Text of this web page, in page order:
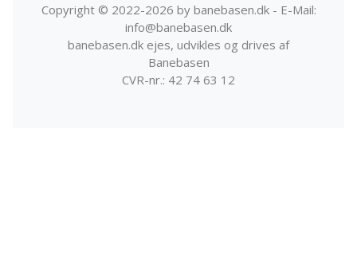
Copyright © 2022-2026 by banebasen.dk - E-Mail:
info@banebasen.dk
banebasen.dk ejes, udvikles og drives af
Banebasen
CVR-nr.: 42 74 63 12